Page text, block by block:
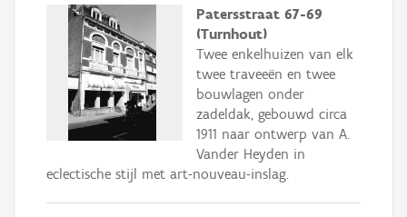
Patersstraat 67-69
(Turnhout)
Twee enkelhuizen van elk
twee traveeën en twee
bouwlagen onder
zadeldak, gebouwd circa
1911 naar ontwerp van A.
Vander Heyden in
eclectische stijl met art-nouveau-inslag.